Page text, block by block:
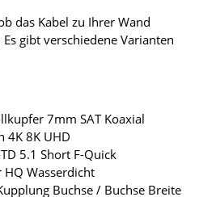
das Kabel zu Ihrer Wand
gibt verschiedene Varianten
7mm SAT Koaxial
4K 8K UHD
5.1 Short F-Quick
HQ Wasserdicht
Buchse / Buchse Breite